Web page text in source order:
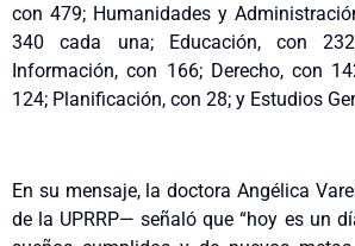
con 479; Humanidades y
340 cada una; Educación, con
Información, con 166; Derecho, con
124; Planificación, con 28; y Estudios
En su mensaje, la doctora Angélica
de la UPRRP— señaló que “hoy es un